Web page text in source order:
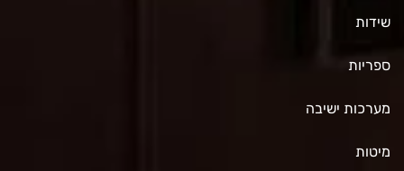
שידות
ספריות
מערכות ישיבה
מיטות